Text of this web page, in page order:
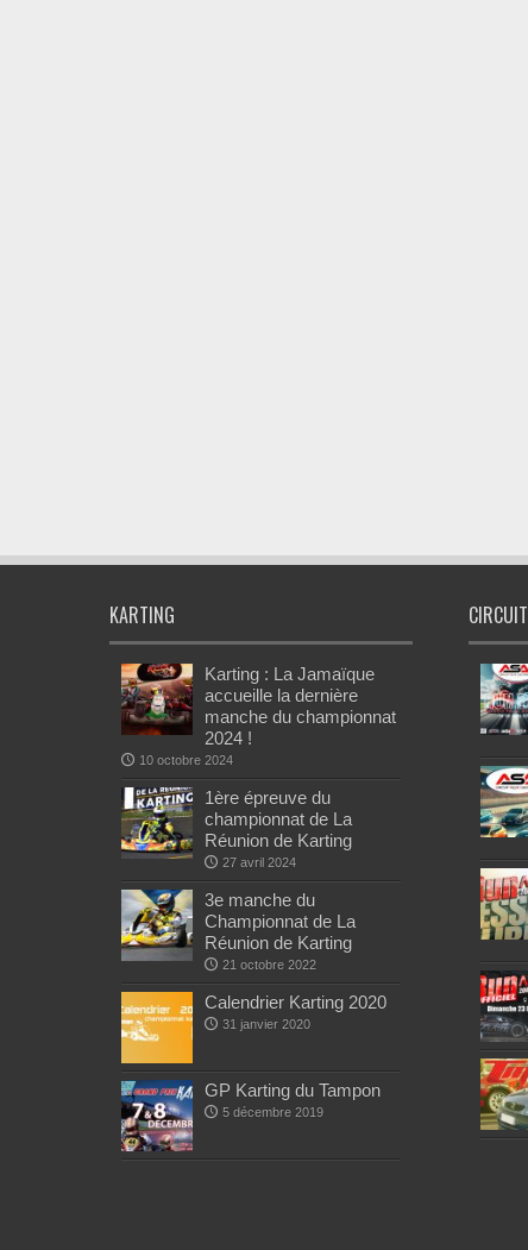
KARTING
Karting : La Jamaïque
accueille la dernière
manche du championnat
2024 !
10 octobre 2024
1ère épreuve du
championnat de La
Réunion de Karting
27 avril 2024
3e manche du
Championnat de La
Réunion de Karting
21 octobre 2022
Calendrier Karting 2020
31 janvier 2020
GP Karting du Tampon
5 décembre 2019
CIRCUIT